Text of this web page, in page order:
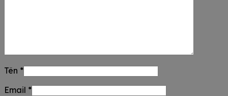
Tên *
Email *